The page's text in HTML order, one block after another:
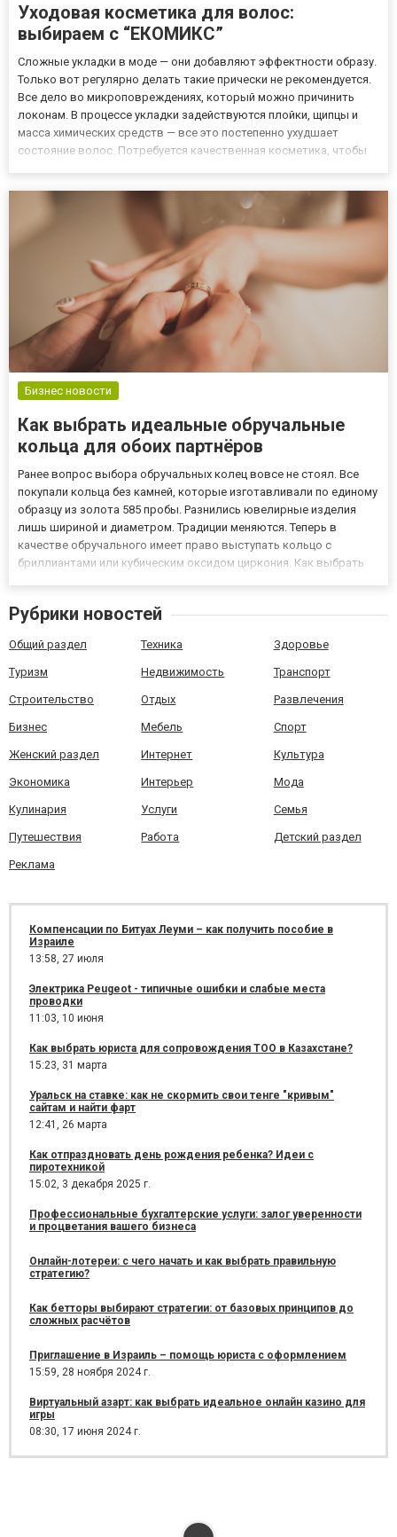
Уходовая косметика для волос:
выбираем с “ЕКОМИКС”
Сложные укладки в моде — они добавляют эффектности образу.
Только вот регулярно делать такие прически не рекомендуется.
Все дело во микроповреждениях, который можно причинить
локонам. В процессе укладки задействуются плойки, щипцы и
масса химических средств — все это постепенно ухудшает
состояние волос. Потребуется качественная косметика, чтобы
Бизнес новости
Как выбрать идеальные обручальные
кольца для обоих партнёров
Ранее вопрос выбора обручальных колец вовсе не стоял. Все
покупали кольца без камней, которые изготавливали по единому
образцу из золота 585 пробы. Разнились ювелирные изделия
лишь шириной и диаметром. Традиции меняются. Теперь в
качестве обручального имеет право выступать кольцо с
бриллиантами или кубическим оксидом циркония. Как выбрать
выбор...
Рубрики новостей
Общий раздел Техника Здоровье
Туризм Недвижимость Транспорт
Строительство Отдых Развлечения
Бизнес Мебель Спорт
Женский раздел Интернет Культура
Экономика Интерьер Мода
Кулинария Услуги Семья
Путешествия Работа Детский раздел
Реклама
Компенсации по Битуах Леуми – как получить пособие в
Израиле
13:58, 27 июля
Электрика Peugeot - типичные ошибки и слабые места
проводки
11:03, 10 июня
Как выбрать юриста для сопровождения ТОО в Казахстане?
15:23, 31 марта
Уральск на ставке: как не скормить свои тенге "кривым"
сайтам и найти фарт
12:41, 26 марта
Как отпраздновать день рождения ребенка? Идеи с
пиротехникой
15:02, 3 декабря 2025 г.
Профессиональные бухгалтерские услуги: залог уверенности
и процветания вашего бизнеса
Онлайн-лотереи: с чего начать и как выбрать правильную
стратегию?
Как бетторы выбирают стратегии: от базовых принципов до
сложных расчётов
Приглашение в Израиль – помощь юриста с оформлением
15:59, 28 ноября 2024 г.
Виртуальный азарт: как выбрать идеальное онлайн казино для
игры
08:30, 17 июня 2024 г.